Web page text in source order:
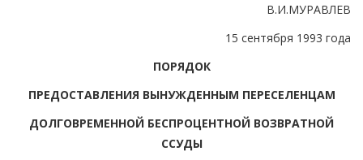
В.И.МУРАВЛЕВ
15 сентября 1993 года
ПОРЯДОК
ПРЕДОСТАВЛЕНИЯ ВЫНУЖДЕННЫМ ПЕРЕСЕЛЕНЦАМ
ДОЛГОВРЕМЕННОЙ БЕСПРОЦЕНТНОЙ ВОЗВРАТНОЙ
ССУДЫ